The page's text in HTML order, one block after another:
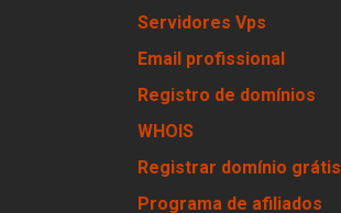
Servidores Vps
Email profissional
Registro de domínios
WHOIS
Registrar domínio grátis
Programa de afiliados